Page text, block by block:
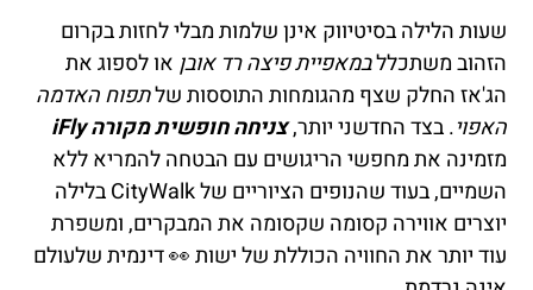
שעות הלילה בסיטיווק אינן שלמות מבלי לחזות בקרום
הזהוב משתכללבמאפיית פיצה רד אובן או לספוג את
הג'אז החלק שצף מהגומחות התוססות שלתפוח האדמה
האפוי. בצד החדשני יותר,צניחה חופשית מקורה iFly
מזמינה את מחפשי הריגושים עם הבטחה להמריא ללא
השמיים, בעוד שהנופים הציוריים של CityWalk בלילה
יוצרים אווירה קסומה שקסומה את המבקרים, ומשפרת
עוד יותר את החוויה הכוללת של ישות 👀 דינמית שלעולם